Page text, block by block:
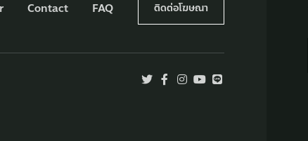
Contact FAQ ติดต่อโฆษณา